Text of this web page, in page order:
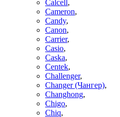
Calcell ,
Cameron,
Candy,
Canon,
Carrier,
Casio,
Caska,
Centek,
Challenger,
Changer (Чангер),
Changhong,
Chigo,
Chiq,